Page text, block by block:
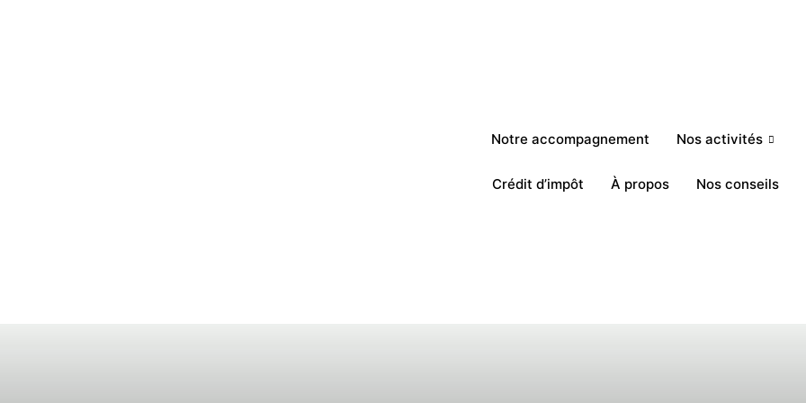
Notre accompagnement Nos activités
Crédit d’impôt À propos Nos conseils